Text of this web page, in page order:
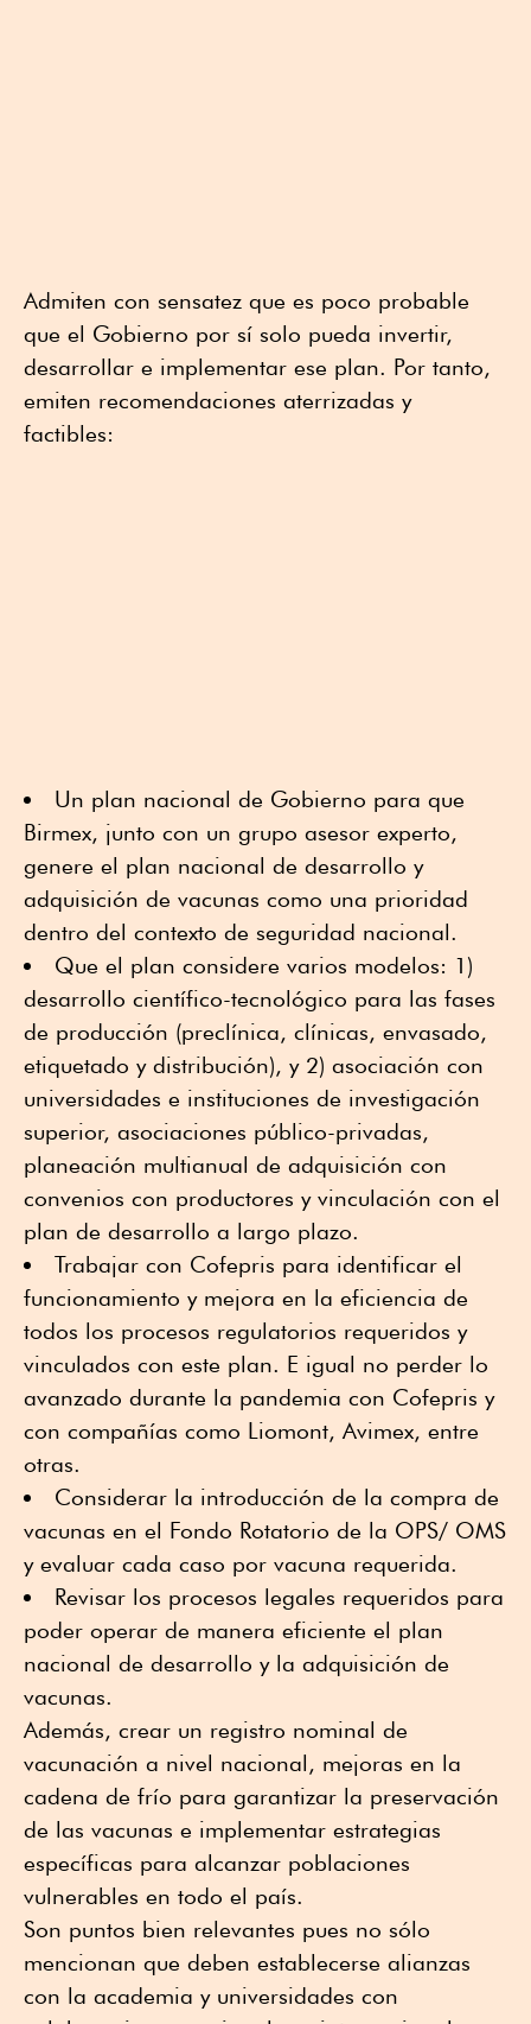
Admiten con sensatez que es poco probable
que el Gobierno por sí solo pueda invertir,
desarrollar e implementar ese plan. Por tanto,
emiten recomendaciones aterrizadas y
factibles:
Un plan nacional de Gobierno para que
Birmex, junto con un grupo asesor experto,
genere el plan nacional de desarrollo y
adquisición de vacunas como una prioridad
dentro del contexto de seguridad nacional.
Que el plan considere varios modelos: 1)
desarrollo científico-tecnológico para las fases
de producción (preclínica, clínicas, envasado,
etiquetado y distribución), y 2) asociación con
universidades e instituciones de investigación
superior, asociaciones público-privadas,
planeación multianual de adquisición con
convenios con productores y vinculación con el
plan de desarrollo a largo plazo.
Trabajar con Cofepris para identificar el
funcionamiento y mejora en la eficiencia de
todos los procesos regulatorios requeridos y
vinculados con este plan. E igual no perder lo
avanzado durante la pandemia con Cofepris y
con compañías como Liomont, Avimex, entre
otras.
Considerar la introducción de la compra de
vacunas en el Fondo Rotatorio de la OPS/ OMS
y evaluar cada caso por vacuna requerida.
Revisar los procesos legales requeridos para
poder operar de manera eficiente el plan
nacional de desarrollo y la adquisición de
vacunas.
Además, crear un registro nominal de
vacunación a nivel nacional, mejoras en la
cadena de frío para garantizar la preservación
de las vacunas e implementar estrategias
específicas para alcanzar poblaciones
vulnerables en todo el país.
Son puntos bien relevantes pues no sólo
mencionan que deben establecerse alianzas
con la academia y universidades con